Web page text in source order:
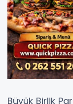
Büyük Birlik